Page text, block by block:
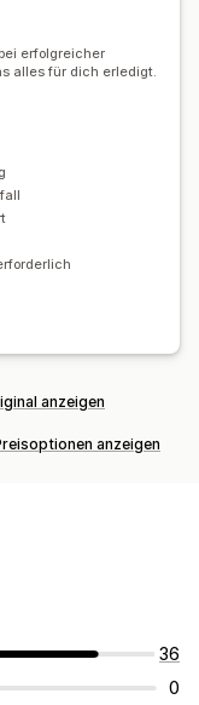
erfolgreicher
alles für dich erledigt.
anzeigen
anzeigen
36
0